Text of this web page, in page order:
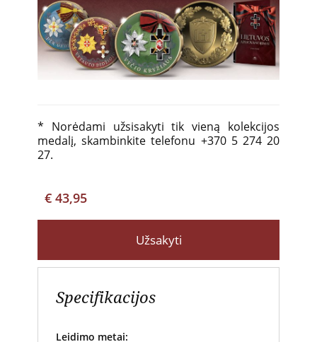
* Norėdami užsisakyti tikvieną kolekcijos
medalį, skambinkite telefonu +370 5 274 20
27.
€ 43,95
Užsakyti
Specifikacijos
Leidimo metai: